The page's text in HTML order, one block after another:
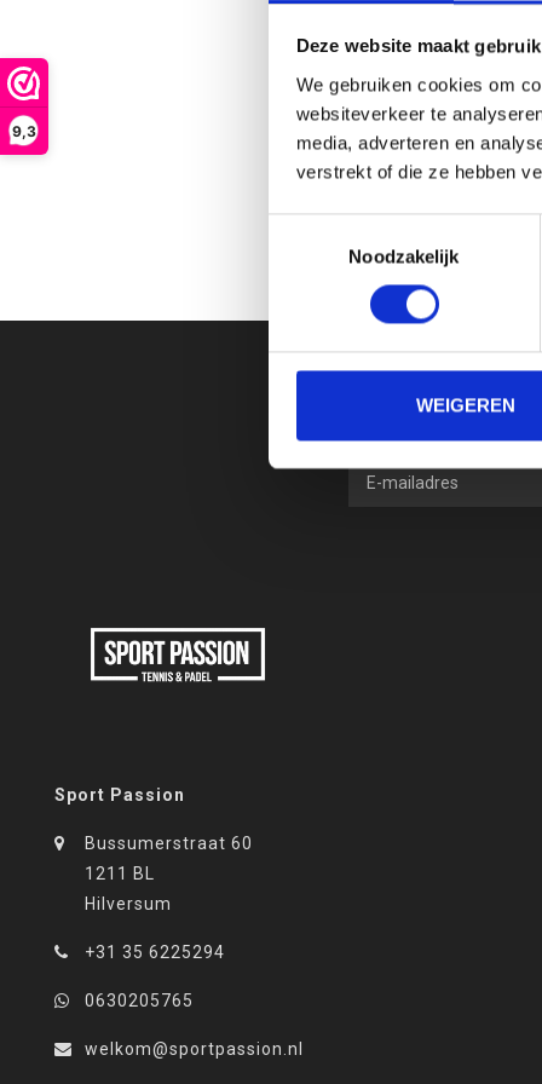
Deze website maakt
We gebruiken cookies om
websiteverkeer te
media, adverteren en
verstrekt of die ze hebben
Noodzakelijk
WEIGEREN
9,3
Rennen
dat je er
seizoen.
verkopen
af te
VAN
we de
lichte
kunt erop
inkopers
Ga nu op
nodigen
Sport Passion
Bussumerstraat 60
1211 BL
Hilversum
+31 35 6225294
0630205765
welkom@sportpassion.nl